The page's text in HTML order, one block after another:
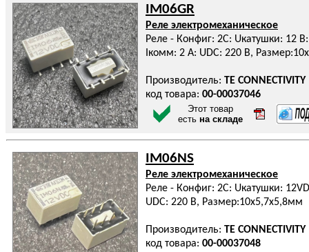
IM06GR
Реле электромеханическое
Реле - Конфиг: 2C: Uкатушки: 12
Iкомм: 2 А: UDC: 220 В,
Производитель: TE CONNECTIVITY
код товара: 00-00037046
Этот товар
есть на складе
IM06NS
Реле электромеханическое
Реле - Конфиг: 2C: Uкатушки:
UDC: 220 В, Размер:10x5,7x5,8мм
Производитель: TE CONNECTIVITY
код товара: 00-00037048